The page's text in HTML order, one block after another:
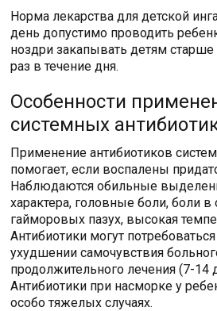
Норма лекарства для детской
день допустимо проводить
ноздри закапывать детям старше
раз в течение дня.
Особенности
системных
Применение антибиотиков
помогает, если воспалены
Наблюдаются обильные
характера, головные боли, боли
гайморовых пазух, высокая
Антибиотики могут
ухудшении самочувствия
продолжительного лечения (7-14
Антибиотики при насморке у
особо тяжелых случаях.